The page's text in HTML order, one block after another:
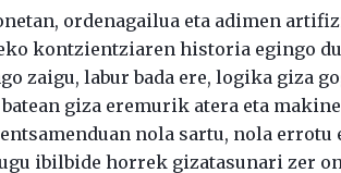
ordenagailua eta adimen
kontzientziaren historia egingo
zaigu, labur bada ere, logika giza
giza eremurik atera eta
nola sartu, nola errotu
ibilbide horrek gizatasunari zer